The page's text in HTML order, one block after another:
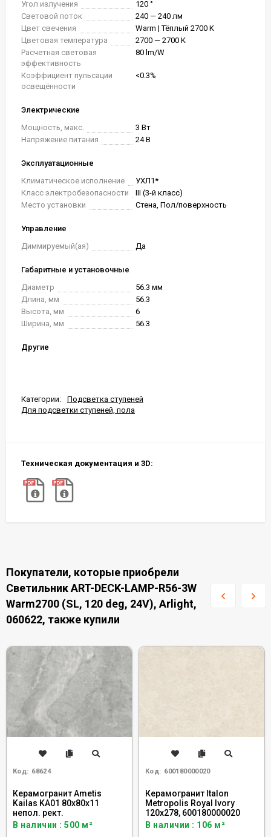
Угол излучения
120 °
Световой поток
240 — 240 лм
Цвет свечения
Warm | Тёплый 2700 K
Цветовая температура
2700 — 2700 K
Расчетная световая
эффективность
80 lm/W
Коэффициент пульсации
освещённости
<0.3%
Электрические
Мощность, макс.
3 Вт
Напряжение питания
24 В
Эксплуатационные
Климатическое исполнение
УХЛ1*
Класс электробезопасности
III (3-й класс)
Место установки
Стена, Пол/поверхность
Управление
Диммируемый(ая)
Да
Габаритные и установочные
Диаметр
56.3 мм
Длина, мм
56.3
Высота, мм
6
Ширина, мм
56.3
Другие
Категории:
Подсветка ступеней
Для подсветки ступеней, пола
Техническая документация и 3D:
Покупатели, которые приобрели
Светильник ART-DECK-LAMP-R56-3W
Warm2700 (SL, 120 deg, 24V), Arlight,
060622, также купили
Код: 68624
Керамогранит Ametis
Kailas KA01 80x80x11
непол. рект.
В наличии : 500 м²
Код: 600180000020
Керамогранит Italon
Metropolis Royal Ivory
120x278, 600180000020
В наличии : 106 м²